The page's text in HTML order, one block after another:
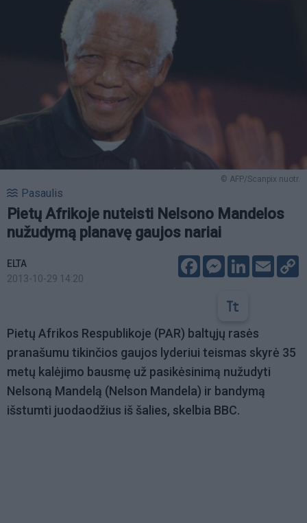
© AFP/Scanpix nuotr.
Pasaulis
Pietų Afrikoje nuteisti Nelsono Mandelos
nužudymą planavę gaujos nariai
ELTA
2013-10-29 14:20
FacebookMessenger
LinkedIn
Email
Pietų Afrikos Respublikoje (PAR) baltųjų rasės
pranašumu tikinčios gaujos lyderiui teismas skyrė 35
metų kalėjimo bausmę už pasikėsinimą nužudyti
Nelsoną Mandelą (Nelson Mandela) ir bandymą
išstumti juodaodžius iš šalies, skelbia BBC.